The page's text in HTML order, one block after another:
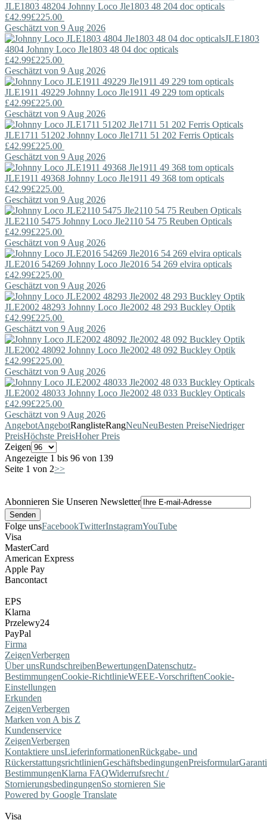
JLE1803 48204 Johnny Loco Jle1803 48 204 doc opticals
£42.99£225.00
Geschätzt von 9 Aug 2026
JLE1803
4804 Johnny Loco Jle1803 48 04 doc opticals
£42.99£225.00
Geschätzt von 9 Aug 2026
JLE1911 49229 Johnny Loco Jle1911 49 229 tom opticals
£42.99£225.00
Geschätzt von 9 Aug 2026
JLE1711 51202 Johnny Loco Jle1711 51 202 Ferris Opticals
£42.99£225.00
Geschätzt von 9 Aug 2026
JLE1911 49368 Johnny Loco Jle1911 49 368 tom opticals
£42.99£225.00
Geschätzt von 9 Aug 2026
JLE2110 5475 Johnny Loco Jle2110 54 75 Reuben Opticals
£42.99£225.00
Geschätzt von 9 Aug 2026
JLE2016 54269 Johnny Loco Jle2016 54 269 elvira opticals
£42.99£225.00
Geschätzt von 9 Aug 2026
JLE2002 48293 Johnny Loco Jle2002 48 293 Buckley Optik
£42.99£225.00
Geschätzt von 9 Aug 2026
JLE2002 48092 Johnny Loco Jle2002 48 092 Buckley Optik
£42.99£225.00
Geschätzt von 9 Aug 2026
JLE2002 48033 Johnny Loco Jle2002 48 033 Buckley Opticals
£42.99£225.00
Geschätzt von 9 Aug 2026
AngebotAngebotRanglisteRangNeuNeuBesten PreiseNiedriger
PreisHöchste PreisHoher Preis
Zeigen
Angezeigte 1 bis 96 von 139
Seite 1 von 2>>
Abonnieren Sie Unseren Newsletter
Folge unsFacebookTwitterInstagramYouTube
Visa
MasterCard
American Express
Apple Pay
Bancontact
EPS
Klarna
Przelewy24
PayPal
Firma
ZeigenVerbergen
Über unsRundschreibenBewertungenDatenschutz-
BestimmungenCookie-RichtlinieWEEE-VorschriftenCookie-
Einstellungen
Erkunden
ZeigenVerbergen
Marken von A bis Z
Kundenservice
ZeigenVerbergen
Kontaktiere unsLieferinformationenRückgabe- und
RückerstattungsrichtlinienGeschäftsbedingungenPreisformular
BestimmungenKlarna FAQWiderrufsrecht /
StornierungsbedingungenSo stornieren Sie
Powered by Google Translate
Visa